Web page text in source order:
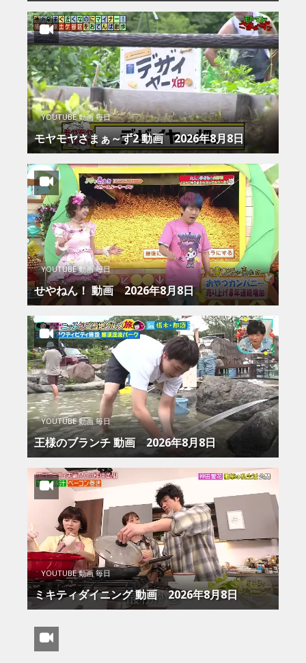
YOUTUBE 動画 毎日
モヤモヤさまぁ～ず2 動画 2026年8月8日
YOUTUBE 動画 毎日
せやねん！ 動画 2026年8月8日
YOUTUBE 動画 毎日
王様のブランチ 動画 2026年8月8日
YOUTUBE 動画 毎日
ミキティダイニング 動画 2026年8月8日